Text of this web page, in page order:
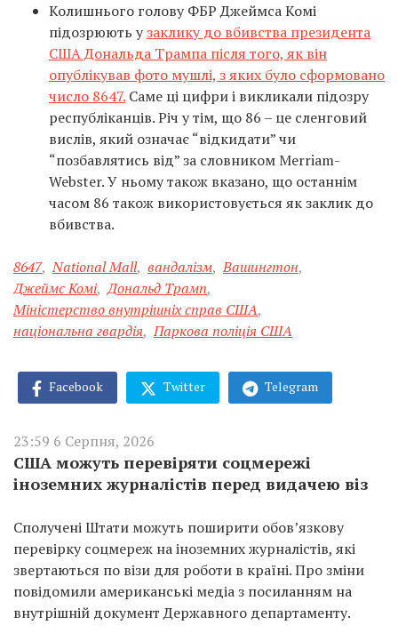
Колишнього голову ФБР Джеймса Комі
підозрюють узаклику до вбивства президента
США Дональда Трампа після того, як він
опублікував фото мушлі, з яких було сформовано
число 8647. Саме ці цифри і викликали підозру
республіканців. Річ у тім, що 86 – це сленговий
вислів, який означає “відкидати” чи
“позбавлятись від” за словником Merriam-
Webster. У ньому також вказано, що останнім
часом 86 також використовується як заклик до
вбивства.
8647, National Mall, вандалізм, Вашингтон,
Джеймс Комі, Дональд Трамп,
Міністерство внутрішніх справ США,
національна гвардія, Паркова поліція США
Facebook Twitter Telegram
23:59 6 Серпня, 2026
США можуть перевіряти соцмережі
іноземних журналістів перед видачею віз
Сполучені Штати можуть поширити обов’язкову
перевірку соцмереж на іноземних журналістів, які
звертаються по візи для роботи в країні. Про зміни
повідомили американські медіа з посиланням на
внутрішній документ Державного департаменту.